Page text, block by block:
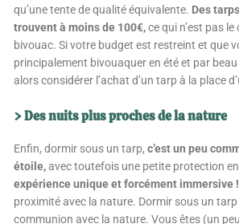
qu’une tente de qualité équivalente. Des
trouvent à moins de 100€,ce qui n’est pas
bivouac. Si votre budget est restreint et que
principalement bivouaquer en été et par
alors considérer l’achat d’un tarp à la place
> Des nuits plus proches de la nature
Enfin, dormir sous un tarp,c’est un peu
étoile,avec toutefois une petite protection
expérience unique et forcément immersive !
proximité avec la nature. Dormir sous un
communion avec la nature. Vous êtes (un